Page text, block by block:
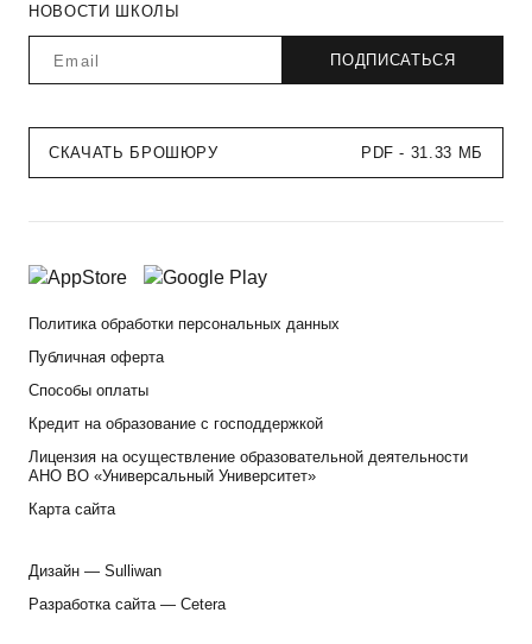
НОВОСТИ ШКОЛЫ
СКАЧАТЬ БРОШЮРУ PDF - 31.33 МБ
Политика обработки персональных данных
Публичная оферта
Способы оплаты
Кредит на образование с господдержкой
Лицензия на осуществление образовательной деятельности
АНО ВО «Универсальный Университет»
Карта сайта
Дизайн — Sulliwan
Разработка сайта — Cetera